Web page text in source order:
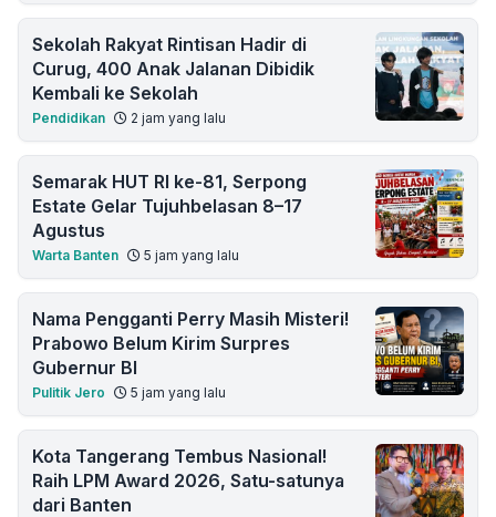
Sekolah Rakyat Rintisan Hadir di
Curug, 400 Anak Jalanan Dibidik
Kembali ke Sekolah
Pendidikan 2 jam yang lalu
Semarak HUT RI ke-81, Serpong
Estate Gelar Tujuhbelasan 8–17
Agustus
Warta Banten 5 jam yang lalu
Nama Pengganti Perry Masih Misteri!
Prabowo Belum Kirim Surpres
Gubernur BI
Pulitik Jero 5 jam yang lalu
Kota Tangerang Tembus Nasional!
Raih LPM Award 2026, Satu-satunya
dari Banten